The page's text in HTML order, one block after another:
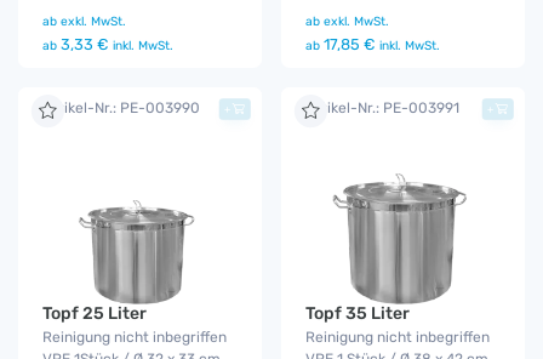
ab exkl. MwSt.
ab 3,33 € inkl. MwSt.
ab exkl. MwSt.
ab 17,85 € inkl. MwSt.
Artikel-Nr.: PE-003990
Topf 25 Liter
Reinigung nicht inbegriffen
+ Artikel-Nr.: PE-003991
Topf 35 Liter
Reinigung nicht inbegriffen
+